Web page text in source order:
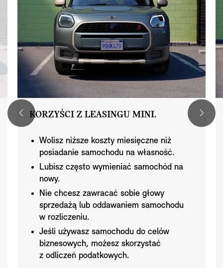
KORZYŚCI Z LEASINGU MINI.
Wolisz niższe koszty miesięczne niż
posiadanie samochodu na własność.
Lubisz często wymieniać samochód na
nowy.
Nie chcesz zawracać sobie głowy
sprzedażą lub oddawaniem samochodu
w rozliczeniu.
Jeśli używasz samochodu do celów
biznesowych, możesz skorzystać
z odliczeń podatkowych.